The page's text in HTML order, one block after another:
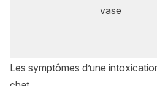
vase
Les symptômes d’une